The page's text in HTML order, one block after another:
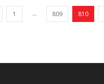
1 ... 809 810